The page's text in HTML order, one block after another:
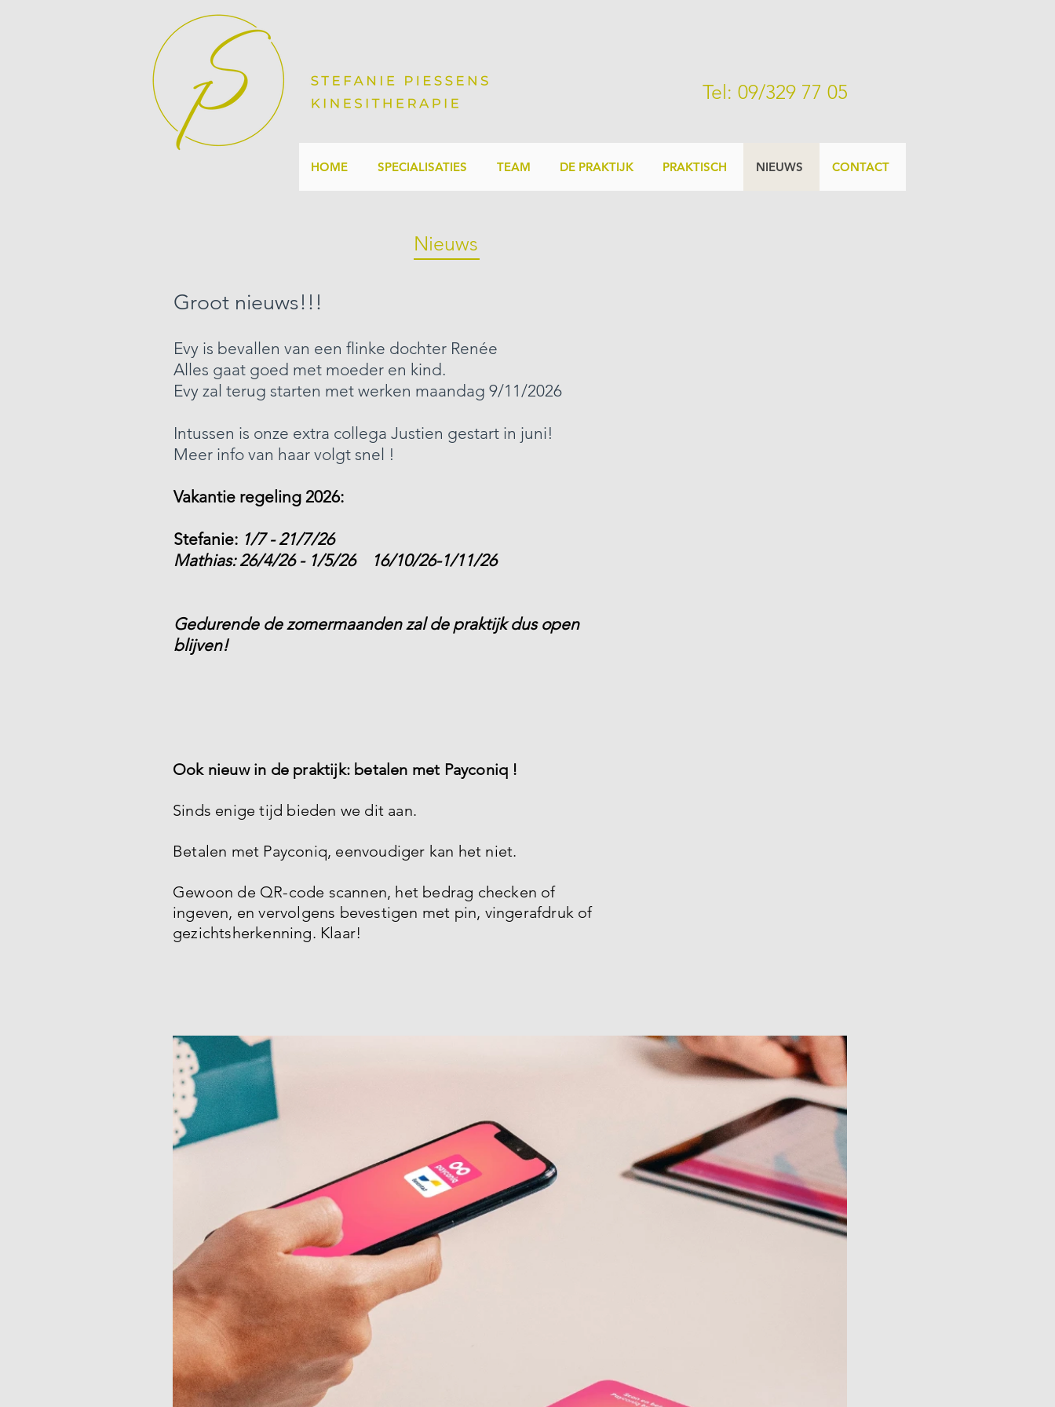
Tel: 09/329 77 05
HOME SPECIALISATIES TEAM DE PRAKTIJK PRAKTISCH NIEUWS CONTACT
Nieuws
Groot nieuws!!!
Evy is bevallen van een flinke dochter Renée
Alles gaat goed met moeder en kind.
Evy zal terug starten met werken maandag 9/11/2026
Intussen is onze extra collega Justien gestart in juni!
Meer info van haar volgt snel !
Vakantie regeling 2026:
Stefanie: 1/7 - 21/7/26
Mathias: 26/4/26 - 1/5/26 16/10/26-1/11/26
Gedurende de zomermaanden zal de praktijk dus open
blijven!
Ook nieuw in de praktijk: betalen met Payconiq !
Sinds enige tijd bieden we dit aan.
Betalen met Payconiq, eenvoudiger kan het niet.
Gewoon de QR-code scannen, het bedrag checken of
ingeven, en vervolgens bevestigen met pin, vingerafdruk of
gezichtsherkenning. Klaar!